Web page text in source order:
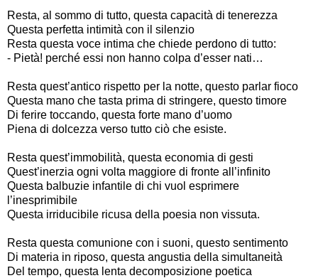
Resta, al sommo di tutto, questa capacità di tenerezza
Questa perfetta intimità con il silenzio
Resta questa voce intima che chiede perdono di tutto:
- Pietà! perché essi non hanno colpa d’esser nati…
Resta quest’antico rispetto per la notte, questo parlar fioco
Questa mano che tasta prima di stringere, questo timore
Di ferire toccando, questa forte mano d’uomo
Piena di dolcezza verso tutto ciò che esiste.
Resta quest’immobilità, questa economia di gesti
Quest’inerzia ogni volta maggiore di fronte all’infinito
Questa balbuzie infantile di chi vuol esprimere
l’inesprimibile
Questa irriducibile ricusa della poesia non vissuta.
Resta questa comunione con i suoni, questo sentimento
Di materia in riposo, questa angustia della simultaneità
Del tempo, questa lenta decomposizione poetica